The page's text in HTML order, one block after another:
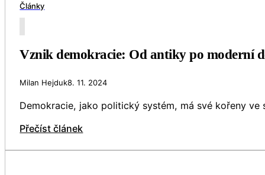
Články
Vznik demokracie: Od antiky po moderní
Milan Hejduk8. 11. 2024
Demokracie, jako politický systém, má své kořeny
Přečíst článek